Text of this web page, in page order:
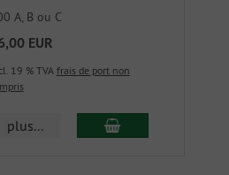
A, B ou C
EUR
19 % TVAfrais de port non
plus...